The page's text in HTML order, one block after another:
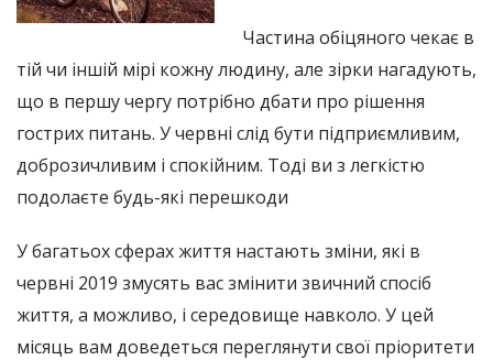
Частина обіцяного чекає в
тій чи іншій мірі кожну людину, але зірки нагадують,
що в першу чергу потрібно дбати про рішення
гострих питань. У червні слід бути підприємливим,
доброзичливим і спокійним. Тоді ви з легкістю
подолаєте будь-які перешкоди
У багатьох сферах життя настають зміни, які в
червні 2019 змусять вас змінити звичний спосіб
життя, а можливо, і середовище навколо. У цей
місяць вам доведеться переглянути свої пріоритети